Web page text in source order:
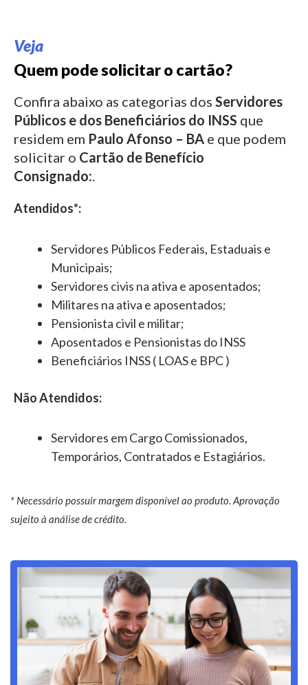
Veja
Quem pode solicitar o cartão?
Confira abaixo as categorias dos Servidores
Públicos e dos Beneficiários do INSS que
residem em Paulo Afonso – BA e que podem
solicitar o Cartão de Benefício
Consignado:.
Atendidos*:
Servidores Públicos Federais, Estaduais e
Municipais;
Servidores civis na ativa e aposentados;
Militares na ativa e aposentados;
Pensionista civil e militar;
Aposentados e Pensionistas do INSS
Beneficiários INSS ( LOAS e BPC )
Não Atendidos:
Servidores em Cargo Comissionados,
Temporários, Contratados e Estagiários.
* Necessário possuir margem disponível ao produto. Aprovação
sujeito à análise de crédito.